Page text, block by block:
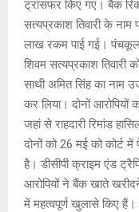
ट्रांसफर किए गए। बैंक
सत्यप्रकाश तिवारी के
लाख रकम पाई गई।
शिवम सत्यप्रकाश तिवारी
साथी अमित सिंह का नाम
कर लिया। दोनों आरोपियों
जहां से राहदारी रिमांड
दोनों को 26 मई को कोर्ट
है। डीसीपी क्राइम एंड
आरोपियों ने बैंक खाते
में महत्वपूर्ण खुलासे किए हैं।